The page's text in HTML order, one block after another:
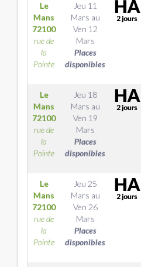
Le
Mans
72100
rue de
la
Pointe
Jeu 11
Mars au
Ven 12
Mars
Places
disponibles
Le
Mans
72100
rue de
la
Pointe
Jeu 18
Mars au
Ven 19
Mars
Places
disponibles
Le
Mans
72100
rue de
la
Pointe
Jeu 25
Mars au
Ven 26
Mars
Places
disponibles